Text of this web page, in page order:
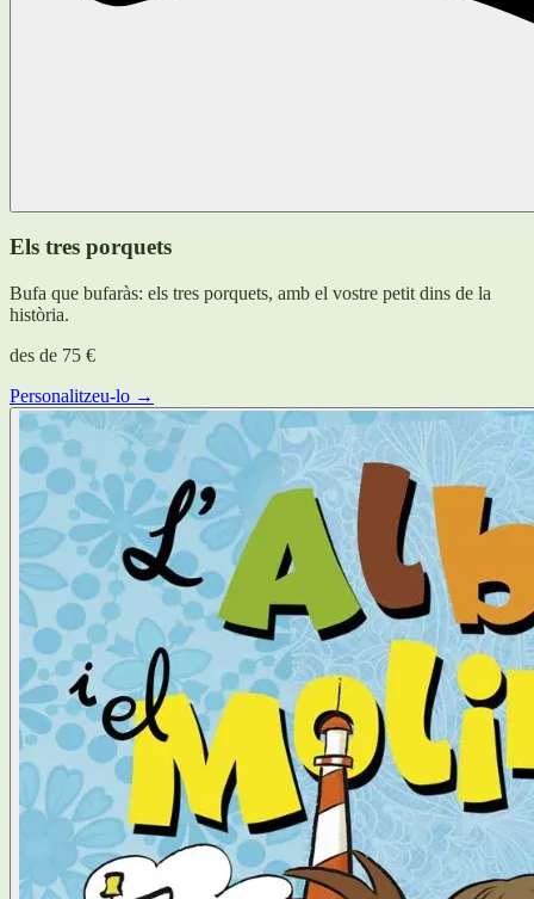
Els tres porquets
Bufa que bufaràs: els tres porquets, amb el vostre petit dins de la
història.
des de 75 €
Personalitzeu-lo →